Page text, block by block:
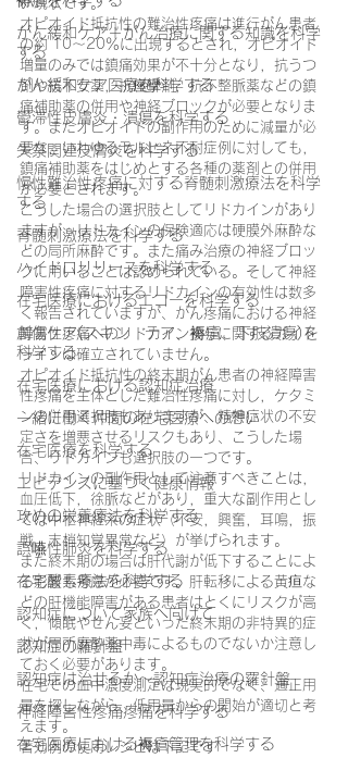
がん緩和ケア＋がん治療に関する知識を科学
する
がん緩和ケア医療を科学する
鬱滞性皮膚炎・潰瘍を科学する
失禁関連皮膚炎を科学する
慢性難治性疼痛に対する脊髄刺激療法を科学
する
脊髄刺激療法を科学する
ハイドロリリースを科学する
在宅医療におけるエコーを科学する
創傷ケア(スキン テア、褥瘡、下肢潰瘍)を
科学する
在宅医療における認知症治療
一緒に働く仲間の在宅医療への想い
在宅医療を科学する
エビデンスに基づく健康情報
攻めの栄養療法を科学する
誤嚥性肺炎を科学する
在宅酸素療法を科学する
認知症について家族へ向けて
認知症の羅針盤
認知症は治せるか～認知症治療の羅針盤
神経障害性疼痛疼痛を科学する
在宅医療における褥瘡管理を科学する
オピオイド抵抗性の難治性疼痛は進行がん患者
の約 10～20％に出現するとされ，オピオイド
増量のみでは鎮痛効果が不十分となり，抗うつ
剤や抗不安薬，抗痙攣剤，抗不整脈薬などの鎮
痛補助薬の併用や神経ブロックが必要となりま
す。またオピオイドの副作用のために減量が必
要な，いわゆるモルヒネ不耐症例に対しても，
鎮痛補助薬をはじめとする各種の薬剤との併用
が必要とされます。
こうした場合の選択肢としてリドカインがあり
ますが、リドカインの保険適応は硬膜外麻酔な
どの局所麻酔です。また痛み治療の神経ブロッ
クに用いることは認められている。そして神経
障害性疼痛に対するリドカインの有効性は数多
く報告されていますが、がん疼痛における神経
障害性疼痛へのリドカイン投与に関するガイド
ラインは確立されていません。
オピオイド抵抗性の終末期がん患者の神経障害
性疼痛を主体とした難治性疼痛に対し，ケタミ
ンの併用選択肢もありますが、精神症状の不安
定さを増悪させるリスクもあり、こうした場
合、リドカインも選択肢の一つです。
リドカインの副作用として注意すべきことは，
血圧低下，徐脈などがあり，重大な副作用とし
ては中枢神経系の症状（不安，興奮，耳鳴，振
戦，末梢知覚異常など）が挙げられます。
また終末期の場合は肝代謝が低下することによ
る影響も考慮が必要です。肝転移による黄疸な
どの肝機能障害がある患者はとくにリスクが高
く，傾眠やせん妄といった終末期の非特異的症
状が局所麻酔薬中毒によるものでないか注意し
ておく必要があります。
在宅での血中濃度測定は現実的でなく、適正用
量を探しながら、低用量からの開始が適切と考
えます。
著効例の使用レシピは下記です